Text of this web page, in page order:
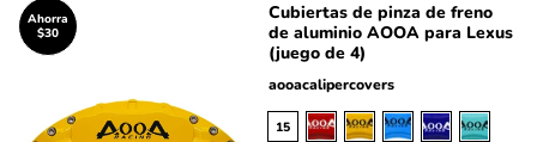
Ahorra
$30
Cubiertas de pinza de freno
de aluminio AOOA para Lexus
(juego de 4)
aooacalipercovers
15